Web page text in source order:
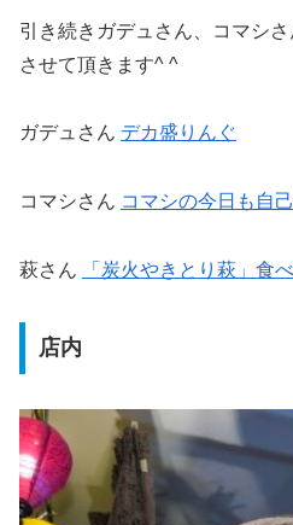
引き続きガデュさん、コマシ
させて頂きます^ ^
ガデュさん デカ盛りんぐ
コマシさん コマシの今日も自
萩さん 「炭火やきとり萩」食
店内